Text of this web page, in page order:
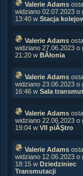
Valerie Adams
widziano 02.07.2023 o
13:40 w Stacja
Valerie Adams
widziano 27.06.2023 o
21:20 w BÂłonia
Valerie Adams
widziano 23.06.2023 o
16:46 w Sala
Valerie Adams
widziano 22.06.2023 o
19:04 w VII piĂŞtro
Valerie Adams
widziano 12.06.2023 o
18:15 w Dziedziniec
Transmutacji